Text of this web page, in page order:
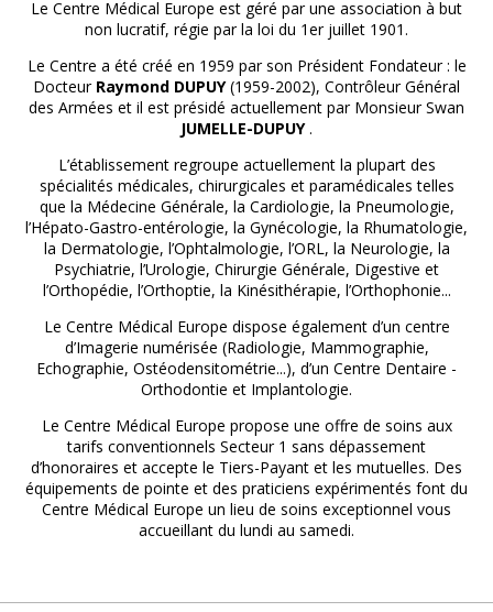
Le Centre Médical Europe est géré par une association à but
non lucratif, régie par la loi du 1er juillet 1901.
Le Centre a été créé en 1959 par son Président Fondateur : le
Docteur Raymond DUPUY(1959-2002), Contrôleur Général
des Armées et il est présidé actuellement par Monsieur Swan
JUMELLE-DUPUY .
L’établissement regroupe actuellement la plupart des
spécialités médicales, chirurgicales et paramédicales telles
que la Médecine Générale, la Cardiologie, la Pneumologie,
l’Hépato-Gastro-entérologie, la Gynécologie, la Rhumatologie,
la Dermatologie, l’Ophtalmologie, l’ORL, la Neurologie, la
Psychiatrie, l’Urologie, Chirurgie Générale, Digestive et
l’Orthopédie, l’Orthoptie, la Kinésithérapie, l’Orthophonie...
Le Centre Médical Europe dispose également d’un centre
d’Imagerie numérisée (Radiologie, Mammographie,
Echographie, Ostéodensitométrie...), d’un Centre Dentaire -
Orthodontie et Implantologie.
Le Centre Médical Europe propose une offre de soins aux
tarifs conventionnels Secteur 1 sans dépassement
d’honoraires et accepte le Tiers-Payant et les mutuelles. Des
équipements de pointe et des praticiens expérimentés font du
Centre Médical Europe un lieu de soins exceptionnel vous
accueillant du lundi au samedi.